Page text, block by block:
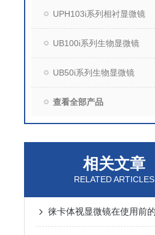
UPH103i系列相衬显微镜
UB100i系列生物显微镜
UB50i系列生物显微镜
查看全部产品
相关文章
RELATED ARTICLES